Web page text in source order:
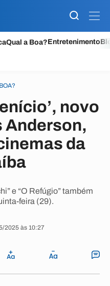
Qual a Boa?Entretenimento
novo
Anderson,
da
e “O Refúgio” também
feira (29).
2025 às 10:27